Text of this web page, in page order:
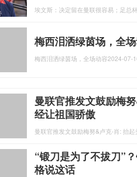
埃文斯：决定留在曼联很容易；足总
梅西泪洒绿茵场，全
梅西泪洒绿茵场，全场动容2024-07-
曼联官推发文鼓励梅
经让祖国骄傲
曼联官推发文鼓励梅努&卢克-肖: 抬
“锻刀是为了不拔刀”
格说这话